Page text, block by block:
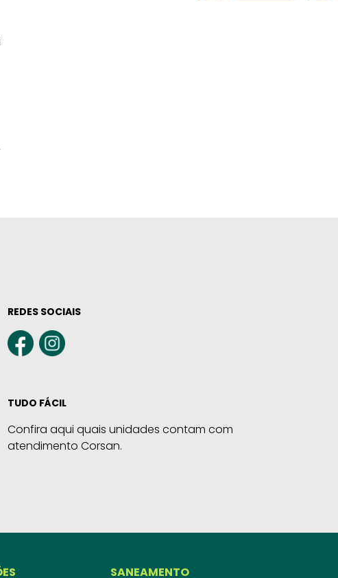
REDES SOCIAIS
TUDO FÁCIL
Confira aqui quais unidades contam com
atendimento Corsan.
SANEAMENTO